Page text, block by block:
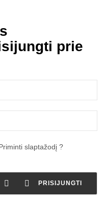
prie
slaptažodį ?
  PRISIJUNGTI